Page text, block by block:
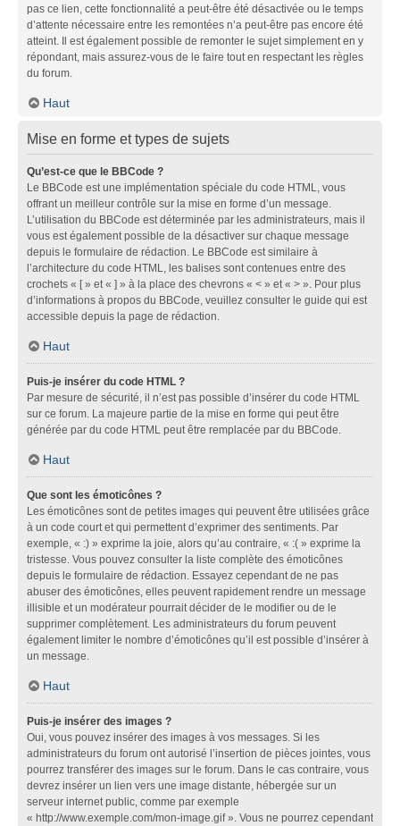
pas ce lien, cette fonctionnalité a peut-être été désactivée ou le temps
d’attente nécessaire entre les remontées n’a peut-être pas encore été
atteint. Il est également possible de remonter le sujet simplement en y
répondant, mais assurez-vous de le faire tout en respectant les règles
du forum.
Haut
Mise en forme et types de sujets
Qu’est-ce que le BBCode ?
Le BBCode est une implémentation spéciale du code HTML, vous
offrant un meilleur contrôle sur la mise en forme d’un message.
L’utilisation du BBCode est déterminée par les administrateurs, mais il
vous est également possible de la désactiver sur chaque message
depuis le formulaire de rédaction. Le BBCode est similaire à
l’architecture du code HTML, les balises sont contenues entre des
crochets « [ » et « ] » à la place des chevrons « < » et « > ». Pour plus
d’informations à propos du BBCode, veuillez consulter le guide qui est
accessible depuis la page de rédaction.
Haut
Puis-je insérer du code HTML ?
Par mesure de sécurité, il n’est pas possible d’insérer du code HTML
sur ce forum. La majeure partie de la mise en forme qui peut être
générée par du code HTML peut être remplacée par du BBCode.
Haut
Que sont les émoticônes ?
Les émoticônes sont de petites images qui peuvent être utilisées grâce
à un code court et qui permettent d’exprimer des sentiments. Par
exemple, « :) » exprime la joie, alors qu’au contraire, « :( » exprime la
tristesse. Vous pouvez consulter la liste complète des émoticônes
depuis le formulaire de rédaction. Essayez cependant de ne pas
abuser des émoticônes, elles peuvent rapidement rendre un message
illisible et un modérateur pourrait décider de le modifier ou de le
supprimer complètement. Les administrateurs du forum peuvent
également limiter le nombre d’émoticônes qu’il est possible d’insérer à
un message.
Haut
Puis-je insérer des images ?
Oui, vous pouvez insérer des images à vos messages. Si les
administrateurs du forum ont autorisé l’insertion de pièces jointes, vous
pourrez transférer des images sur le forum. Dans le cas contraire, vous
devrez insérer un lien vers une image distante, hébergée sur un
serveur internet public, comme par exemple
« http://www.exemple.com/mon-image.gif ». Vous ne pourrez cependant